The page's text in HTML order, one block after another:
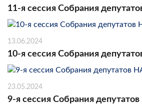
11-я сессия Собрания
13.06.2024
10-я сессия Собрания
23.05.2024
9-я сессия Собрания